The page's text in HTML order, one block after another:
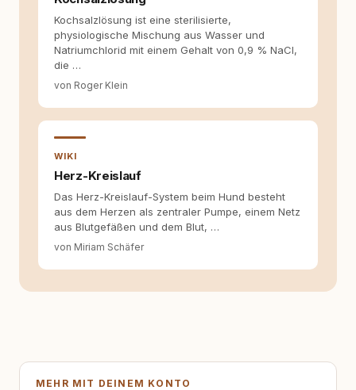
Kochsalzlösung ist eine sterilisierte,
physiologische Mischung aus Wasser und
Natriumchlorid mit einem Gehalt von 0,9 % NaCl,
die …
von Roger Klein
WIKI
Herz-Kreislauf
Das Herz-Kreislauf-System beim Hund besteht
aus dem Herzen als zentraler Pumpe, einem Netz
aus Blutgefäßen und dem Blut, …
von Miriam Schäfer
MEHR MIT DEINEM KONTO